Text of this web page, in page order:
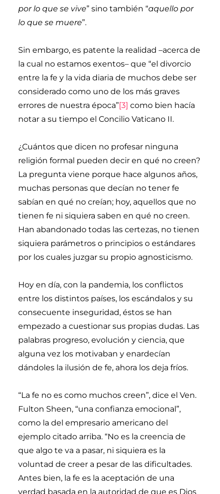
por lo que se vive” sino también “aquello por
lo que se muere”.
Sin embargo, es patente la realidad –acerca de
la cual no estamos exentos– que “el divorcio
entre la fe y la vida diaria de muchos debe ser
considerado como uno de los más graves
errores de nuestra época”[3] como bien hacía
notar a su tiempo el Concilio Vaticano II.
¿Cuántos que dicen no profesar ninguna
religión formal pueden decir en qué no creen?
La pregunta viene porque hace algunos años,
muchas personas que decían no tener fe
sabían en qué no creían; hoy, aquellos que no
tienen fe ni siquiera saben en qué no creen.
Han abandonado todas las certezas, no tienen
siquiera parámetros o principios o estándares
por los cuales juzgar su propio agnosticismo.
Hoy en día, con la pandemia, los conflictos
entre los distintos países, los escándalos y su
consecuente inseguridad, éstos se han
empezado a cuestionar sus propias dudas. Las
palabras progreso, evolución y ciencia, que
alguna vez los motivaban y enardecían
dándoles la ilusión de fe, ahora los deja fríos.
“La fe no es como muchos creen”, dice el Ven.
Fulton Sheen, “una confianza emocional”,
como la del empresario americano del
ejemplo citado arriba. “No es la creencia de
que algo te va a pasar, ni siquiera es la
voluntad de creer a pesar de las dificultades.
Antes bien, la fe es la aceptación de una
verdad basada en la autoridad de que es Dios